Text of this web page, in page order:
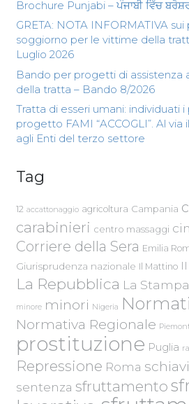
Brochure Punjabi – ਪੰਜਾਬੀ ਵਿੱਚ
GRETA: NOTA INFORMATIVA
soggiorno per le vittime della
Luglio 2026
Bando per progetti di assistenza
della tratta – Bando 8/2026
Tratta di esseri umani: individuati
progetto FAMI “ACCOGLI”. Al
agli Enti del terzo settore
Tag
12 accattonaggio agricoltura Campania
carabinieri centro massaggi
Corriere della Sera Emilia
Giurisprudenza nazionale Il Mattino
La Repubblica La Stampa
minore minori Nigeria
Normativa Regionale
prostituzione Puglia
Repressione Roma
sentenza sfruttamento